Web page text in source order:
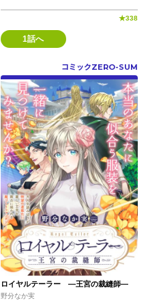
★338
1話へ
コミックZERO-SUM
ロイヤルテーラー ―王宮の裁縫師―
野分なか実